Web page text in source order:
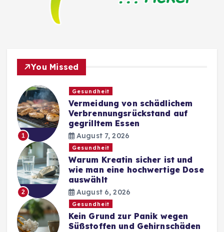
You Missed
1
Gesundheit
Vermeidung von schädlichem
Verbrennungsrückstand auf
gegrilltem Essen
August 7, 2026
2
Gesundheit
Warum Kreatin sicher ist und
wie man eine hochwertige Dose
auswählt
August 6, 2026
Gesundheit
Kein Grund zur Panik wegen
Süßstoffen und Gehirnschäden